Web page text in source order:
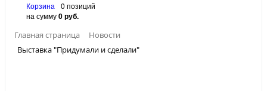
Корзина
0 позиций
на сумму0 руб.
Главная страница
Новости
Выставка "Придумали и сделали"